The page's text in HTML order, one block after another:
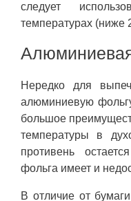
следует
температурах (ниже
Нередко для
алюминиевую
большое
температуры в
противень
фольга имеет и
В отличие от